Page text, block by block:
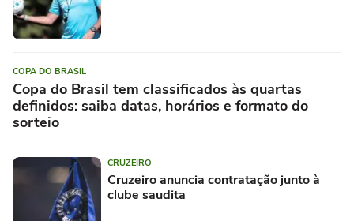
COPA DO BRASIL
Copa do Brasil tem classificados às quartas
definidos: saiba datas, horários e formato do
sorteio
CRUZEIRO
Cruzeiro anuncia contratação junto à
clube saudita